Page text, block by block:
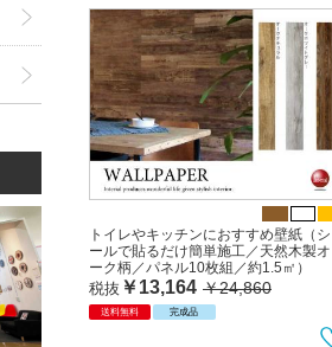
トイレやキッチンにおすすめ壁紙（シ
ールで貼るだけ簡単施工／天然木製オ
ーク柄／パネル10枚組／約1.5㎡）
税抜 ￥13,164 ￥24,860
送料無料 完成品